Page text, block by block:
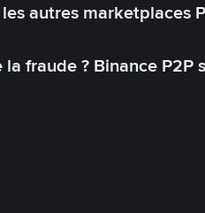
autres marketplaces
fraude ? Binance P2P